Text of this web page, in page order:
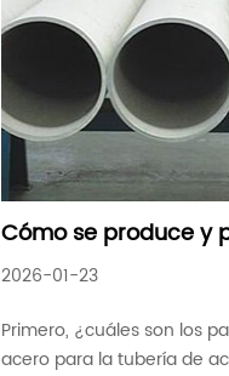
Cómo se produce y
acero sin costura
2026-01-23
Primero, ¿cuáles son los
acero para la tubería de